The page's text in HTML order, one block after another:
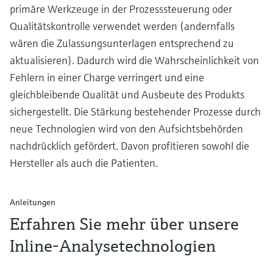
primäre Werkzeuge in der Prozesssteuerung oder
Qualitätskontrolle verwendet werden (andernfalls
wären die Zulassungsunterlagen entsprechend zu
aktualisieren). Dadurch wird die Wahrscheinlichkeit von
Fehlern in einer Charge verringert und eine
gleichbleibende Qualität und Ausbeute des Produkts
sichergestellt. Die Stärkung bestehender Prozesse durch
neue Technologien wird von den Aufsichtsbehörden
nachdrücklich gefördert. Davon profitieren sowohl die
Hersteller als auch die Patienten.
Anleitungen
Erfahren Sie mehr über unsere
Inline-Analysetechnologien